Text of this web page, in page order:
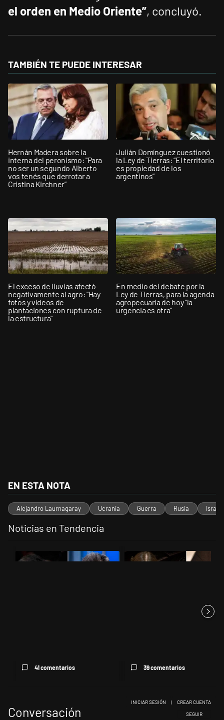
el orden en Medio Oriente”, concluyó.
TAMBIÉN TE PUEDE INTERESAR
Hernán Madera sobre la
interna del peronismo: "Para
no ser un segundo Alberto
vos tenés que derrotar a
Cristina Kirchner”
Julián Domínguez cuestionó
la Ley de Tierras: “El territorio
es propiedad de los
argentinos”
El exceso de lluvias afectó
negativamente al agro: "Hay
fotos y videos de
plantaciones con ruptura de
la estructura"
En medio del debate por la
Ley de Tierras, para la agenda
agropecuaria de hoy "la
urgencia es otra"
EN ESTA NOTA
Alejandro Laurnagaray Ucrania Guerra Rusia Israel
Noticias en Tendencia
Un artículo de tendencia con el título "Los gobernadores marcan
41 comentarios
Un artículo de tendencia con
39 comentarios
Conversación SIGA ESTA
SEGUIR
INICIAR SESIÓN | CREAR CUENTA